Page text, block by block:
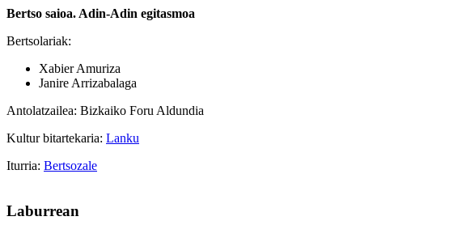
Bertso saioa. Adin-Adin egitasmoa
Bertsolariak:
Xabier Amuriza
Janire Arrizabalaga
Antolatzailea: Bizkaiko Foru Aldundia
Kultur bitartekaria: Lanku
Iturria: Bertsozale
Laburrean